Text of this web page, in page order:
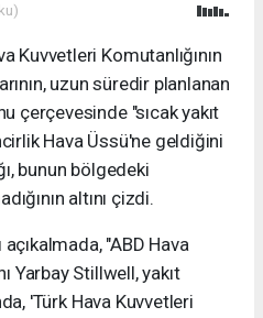
Kuvvetleri Komutanlığının
uzun süredir planlanan
çerçevesinde "sıcak yakıt
Hava Üssü'ne geldiğini
bunun bölgedeki
altını çizdi.
açıkalmada, "ABD Hava
Yarbay Stillwell, yakıt
'Türk Hava Kuvvetleri